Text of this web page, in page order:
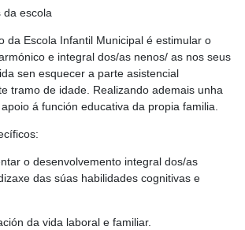
da escola
da Escola Infantil Municipal é estimular o
e integral dos/as nenos/ as nos seus
sen esquecer a parte asistencial
tramo de idade. Realizando ademais unha
á función educativa da propia familia.
o desenvolvemento integral dos/as
das súas habilidades cognitivas e
da vida laboral e familiar.